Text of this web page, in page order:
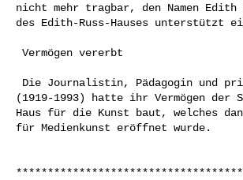
nicht mehr tragbar, den Namen Edith
des Edith-Russ-Hauses unterstützt
(1919-1993) hatte ihr Vermögen der
Haus für die Kunst baut, welches
für Medienkunst eröffnet wurde.